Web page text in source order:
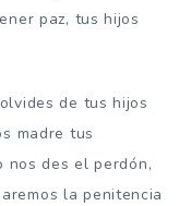
paz, tus hijos
de tus hijos
madre tus
nos des el perdón,
la penitencia